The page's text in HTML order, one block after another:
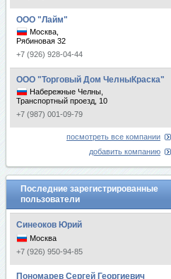
ООО "Лайм"
Москва,
Рябиновая 32
+7 (926) 928-04-44
ООО "Торговый Дом ЧелныКраска"
Набережные Челны,
Транспортный проезд, 10
+7 (987) 001-09-79
посмотреть все компании
добавить компанию
Последние зарегистрированные
пользователи
Синеоков Юрий
Москва
+7 (926) 950-94-85
Пономарев Сергей Георгиевич